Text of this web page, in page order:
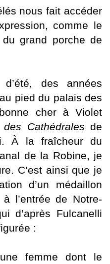
nous fait accéder
comme le
grand porche de
des années
pied du palais des
cher à Violet
des Cathédrales de
À la fraîcheur du
de la Robine, je
C’est ainsi que je
d’un médaillon
l’entrée de Notre-
d’après Fulcanelli
:
femme dont le